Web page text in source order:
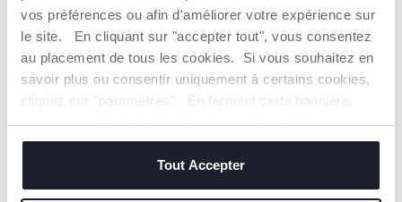
vos préférences ou afin d'améliorer votre expérience sur
le site. En cliquant sur "accepter tout", vous consentez
au placement de tous les cookies. Si vous souhaitez en
savoir plus ou consentir uniquement à certains cookies,
cliquez sur "paramètres". En fermant cette bannière,
vous consentez à l'utilisation des seuls cookies
techniques, qui sont essentiels au service demandé.
Tout Accepter